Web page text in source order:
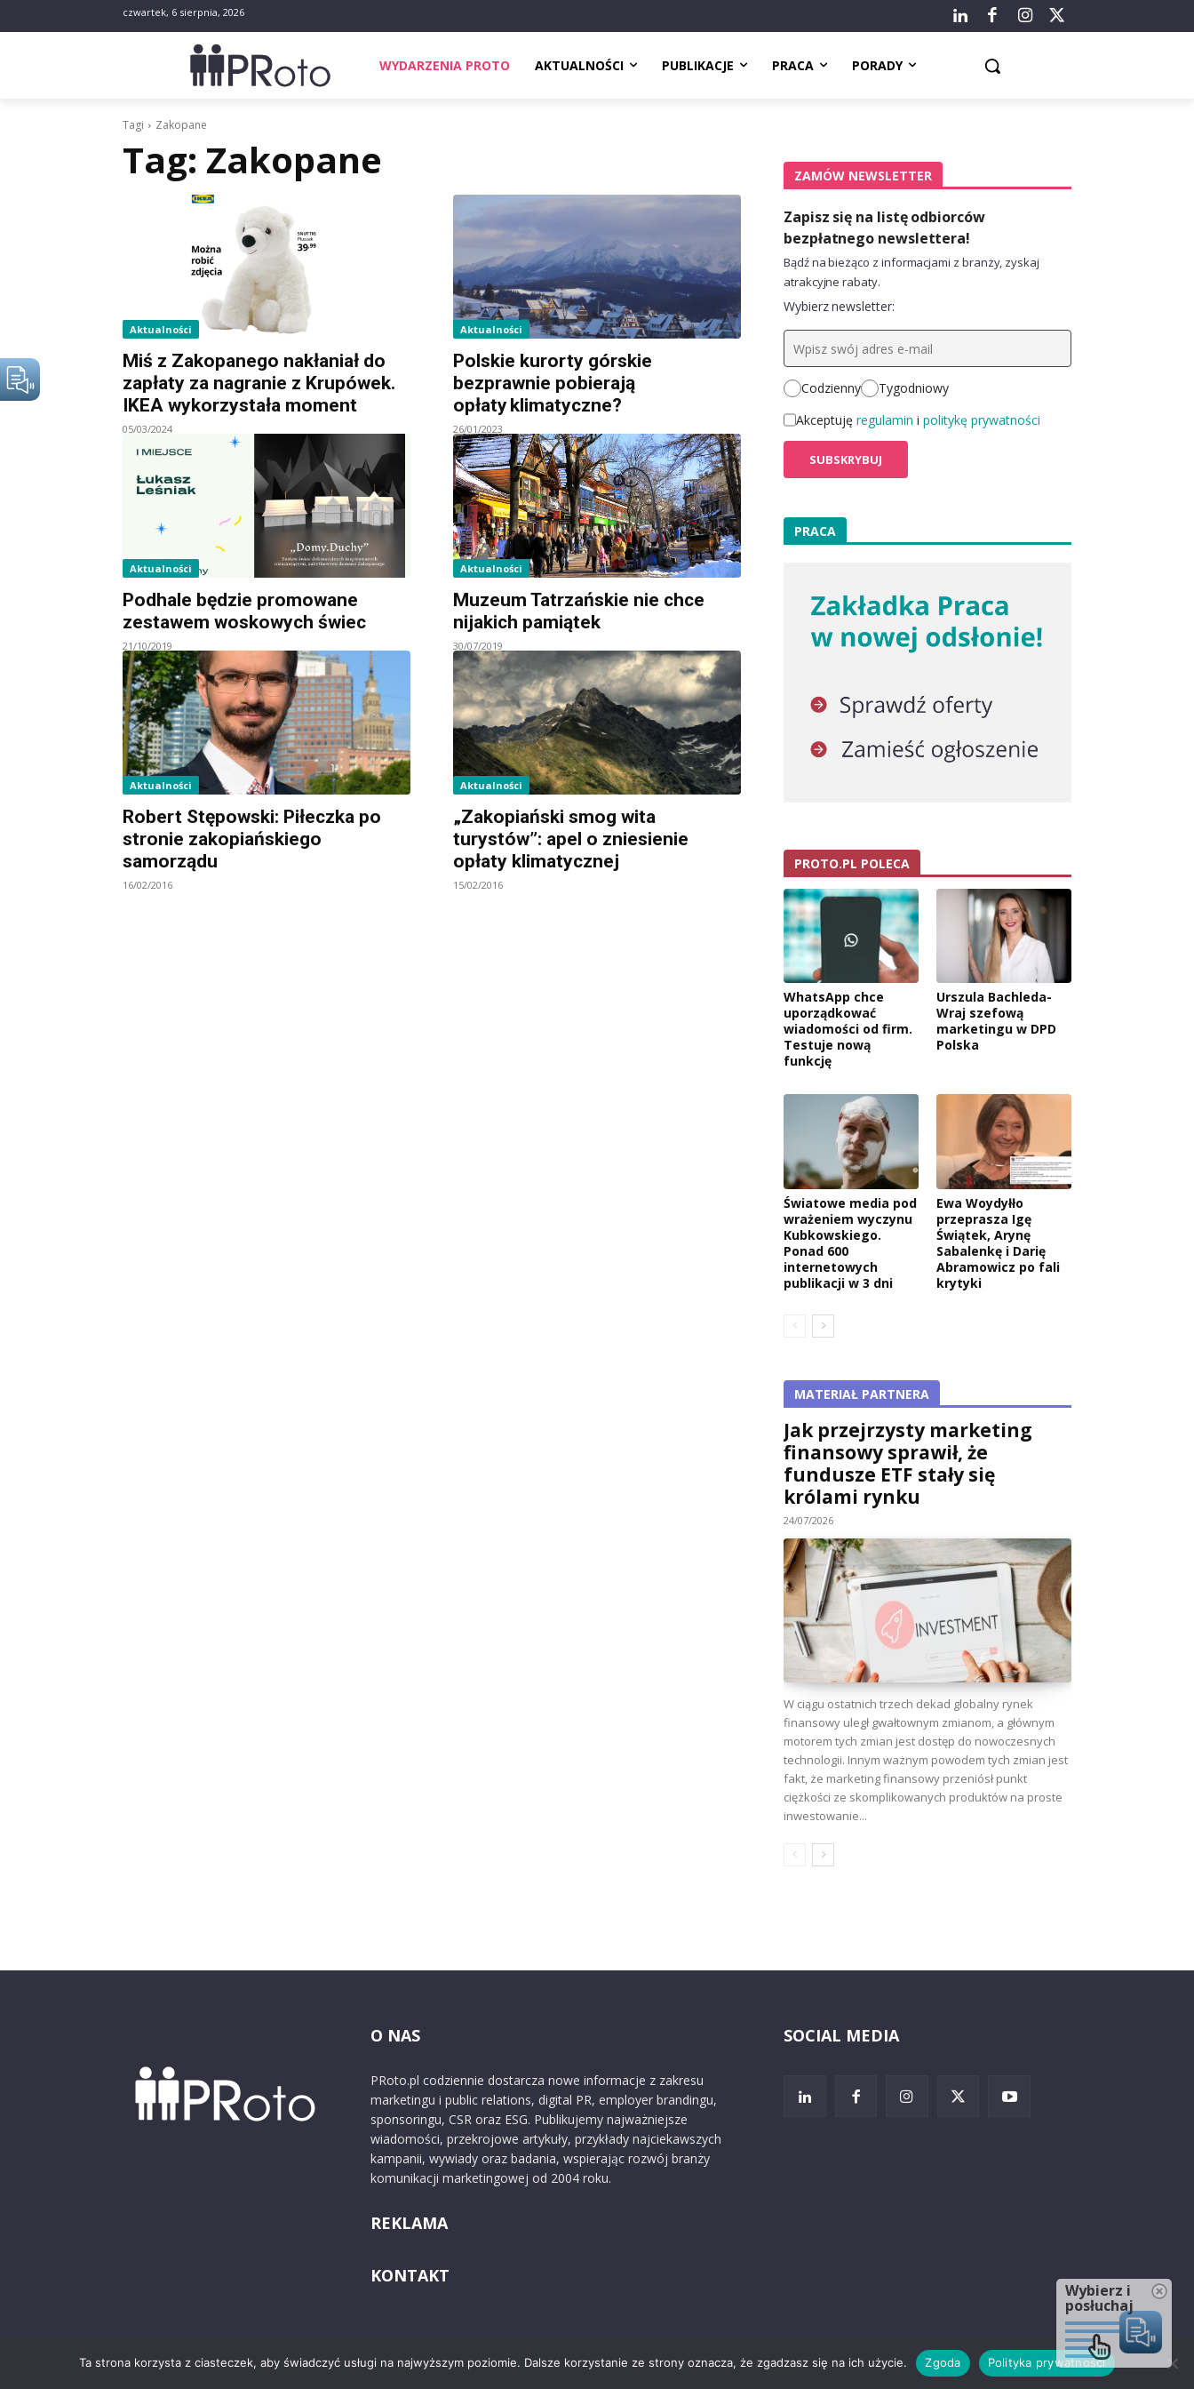
czwartek, 6 sierpnia, 2026
WYDARZENIA PROTO AKTUALNOŚCI PUBLIKACJE PRACA PORADY
Tagi Zakopane
Tag: Zakopane
Aktualności
Miś z Zakopanego nakłaniał do
zapłaty za nagranie z Krupówek.
IKEA wykorzystała moment
05/03/2024
Aktualności
Polskie kurorty górskie
bezprawnie pobierają
opłaty klimatyczne?
26/01/2023
Aktualności
Podhale będzie promowane
zestawem woskowych świec
21/10/2019
Aktualności
Muzeum Tatrzańskie nie chce
nijakich pamiątek
30/07/2019
Aktualności
Robert Stępowski: Piłeczka po
stronie zakopiańskiego
samorządu
16/02/2016
Aktualności
„Zakopiański smog wita
turystów”: apel o zniesienie
opłaty klimatycznej
15/02/2016
ZAMÓW NEWSLETTER
Zapisz się na listę odbiorców
bezpłatnego newslettera!
Bądź na bieżąco z informacjami z branży, zyskaj
atrakcyjne rabaty.
Wybierz newsletter:
Codzienny
Tygodniowy
Akceptuję regulamin i politykę prywatności
PRACA
PROTO.PL POLECA
WhatsApp chce
uporządkować
wiadomości od firm.
Testuje nową
funkcję
Urszula Bachleda-
Wraj szefową
marketingu w DPD
Polska
Światowe media pod
wrażeniem wyczynu
Kubkowskiego.
Ponad 600
internetowych
publikacji w 3 dni
Ewa Woydyłło
przeprasza Igę
Świątek, Arynę
Sabalenkę i Darię
Abramowicz po fali
krytyki
MATERIAŁ PARTNERA
Jak przejrzysty marketing
finansowy sprawił, że
fundusze ETF stały się
królami rynku
24/07/2026
W ciągu ostatnich trzech dekad globalny rynek
finansowy uległ gwałtownym zmianom, a głównym
motorem tych zmian jest dostęp do nowoczesnych
technologii. Innym ważnym powodem tych zmian jest
fakt, że marketing finansowy przeniósł punkt
ciężkości ze skomplikowanych produktów na proste
inwestowanie...
O NAS
PRoto.pl codziennie dostarcza nowe informacje z zakresu
marketingu i public relations, digital PR, employer brandingu,
sponsoringu, CSR oraz ESG. Publikujemy najważniejsze
wiadomości, przekrojowe artykuły, przykłady najciekawszych
kampanii, wywiady oraz badania, wspierając rozwój branży
komunikacji marketingowej od 2004 roku.
REKLAMA
KONTAKT
SOCIAL MEDIA
© 2024 PRoto.pl O nas Reklama Zastrzeżenia prawne
Ta strona korzysta z ciasteczek, aby świadczyć usługi na najwyższym poziomie. Dalsze korzystanie ze strony oznacza, że zgadzasz się na ich użycie. Zgoda Polityka prywatności
Wybierz i
posłuchaj